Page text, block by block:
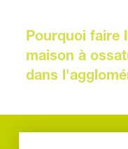
faire construire votre
quartier résidentiel
tout en profitant du
Ville est très
majestueuse
Pourquoi faire
maison à